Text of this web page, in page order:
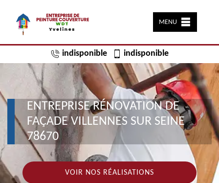
MENU
indisponible indisponible
ENTREPRISE RÉNOVATION DE
FAÇADE VILLENNES SUR SEINE
78670
VOIR NOS RÉALISATIONS